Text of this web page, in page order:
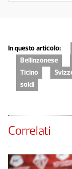
In questo articolo:
Bellinzonese
Ticino
soldi
Correlati